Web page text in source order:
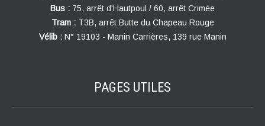
Bus : 75, arrêt d'Hautpoul / 60, arrêt Crimée
Tram : T3B, arrêt Butte du Chapeau Rouge
Vélib : N° 19103 - Manin Carrières, 139 rue Manin
PAGES UTILES